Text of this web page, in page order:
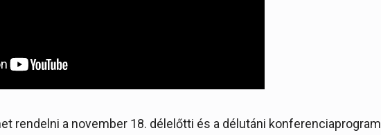
rendelni a november 18. délelőtti és a délutáni konferenciaprogram